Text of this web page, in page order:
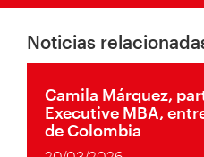
Noticias
Camila Márquez,
Executive MBA,
de Colombia